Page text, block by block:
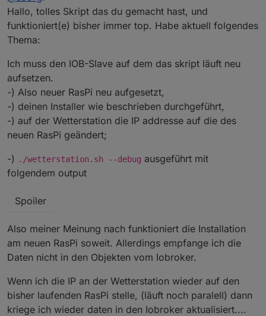
Hallo, tolles Skript das du gemacht hast, und
funktioniert(e) bisher immer top. Habe aktuell folgendes
Thema:
Ich muss den IOB-Slave auf dem das skript läuft neu
aufsetzen.
-) Also neuer RasPi neu aufgesetzt,
-) deinen Installer wie beschrieben durchgeführt,
-) auf der Wetterstation die IP addresse auf die des
neuen RasPi geändert;
-)
./wetterstation.sh --debug ausgeführt mit
folgendem output
Spoiler
Also meiner Meinung nach funktioniert die Installation
am neuen RasPi soweit. Allerdings empfange ich die
Daten nicht in den Objekten vom Iobroker.
Wenn ich die IP an der Wetterstation wieder auf den
bisher laufenden RasPi stelle, (läuft noch paralell) dann
kriege ich wieder daten in den Iobroker aktualisiert....